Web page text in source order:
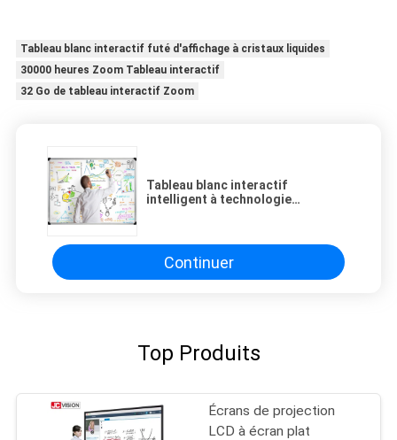
Tableau blanc interactif futé d'affichage à cristaux liquides
30000 heures Zoom Tableau interactif
32 Go de tableau interactif Zoom
Tableau blanc interactif
intelligent à technologie
Continuer
Top Produits
Écrans de projection
LCD à écran plat